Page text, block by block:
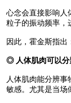
心念会直接影响人
粒子的振动频率，
因此，霍金斯指出
◎ 人体肌肉可以分
人体肌肉能分辨
敏感。尤其是当场